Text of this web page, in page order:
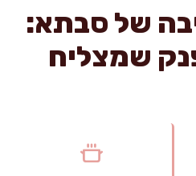
של סבתא:
שמצליח